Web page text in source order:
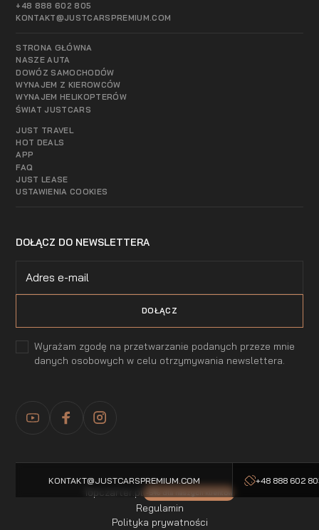
+48 888 602 805
KONTAKT@JUSTCARSPREMIUM.COM
STRONA GŁÓWNA
NASZE AUTA
DOWÓZ SAMOCHODÓW
WYNAJEM Z KIEROWCÓW
WYNAJEM HELIKOPTERÓW
ŚWIAT JUSTCARS
JUST TRAVEL
HOT DEALS
APP
FAQ
JUST LEASE
USTAWIENIA COOKIES
DOŁĄCZ DO NEWSLETTERA
Wyrażam zgodę na przetwarzanie podanych przeze mnie
danych osobowych w celu otrzymywania newslettera.
KONTAKT@JUSTCARSPREMIUM.COM +48 888 602
Polityka prywatności
Regulamin
Topczarter.pl